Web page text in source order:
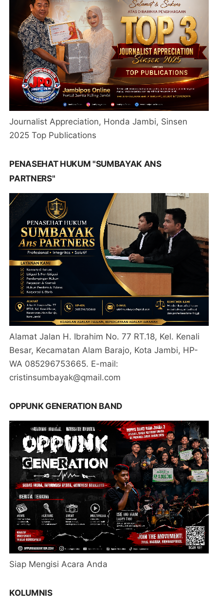
Journalist Appreciation, Honda Jambi, Sinsen
2025 Top Publications
PENASEHAT HUKUM "SUMBAYAK ANS
PARTNERS"
Alamat Jalan H. Ibrahim No. 77 RT.18, Kel. Kenali
Besar, Kecamatan Alam Barajo, Kota Jambi, HP-
WA 085296753665. E-mail:
cristinsumbayak@qmail.com
OPPUNK GENERATION BAND
Siap Mengisi Acara Anda
KOLUMNIS